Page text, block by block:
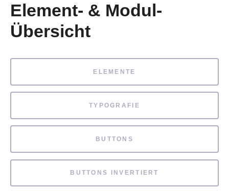
Element- & Modul-
Übersicht
ELEMENTE
TYPOGRAFIE
BUTTONS
BUTTONS INVERTIERT